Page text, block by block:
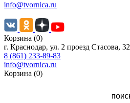
info@tvornica.ru
Корзина (0)
г. Краснодар, ул. 2 проезд Стасова, 32
8 (861) 233-89-83
info@tvornica.ru
Корзина (0)